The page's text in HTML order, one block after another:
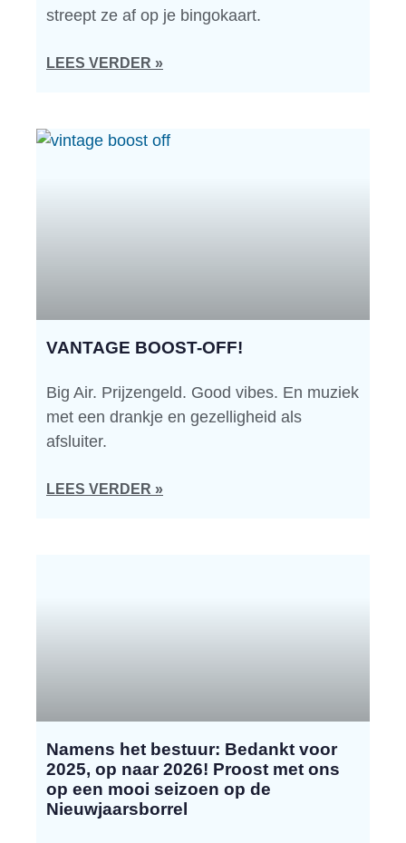
streept ze af op je bingokaart.
LEES VERDER »
VANTAGE BOOST-OFF!
Big Air. Prijzengeld. Good vibes. En muziek
met een drankje en gezelligheid als
afsluiter.
LEES VERDER »
Namens het bestuur: Bedankt voor
2025, op naar 2026! Proost met ons
op een mooi seizoen op de
Nieuwjaarsborrel